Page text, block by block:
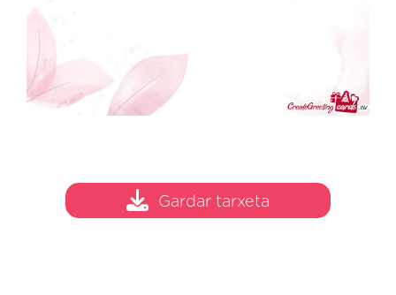
Gardar tarxeta